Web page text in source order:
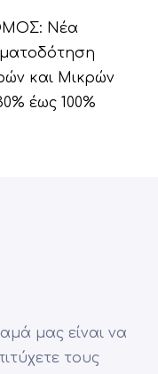
Νέα
και Μικρών
έως 100%
μας είναι να
τους